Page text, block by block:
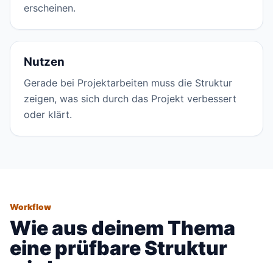
erscheinen.
Nutzen
Gerade bei Projektarbeiten muss die Struktur
zeigen, was sich durch das Projekt verbessert
oder klärt.
Workflow
Wie aus deinem Thema
eine prüfbare Struktur